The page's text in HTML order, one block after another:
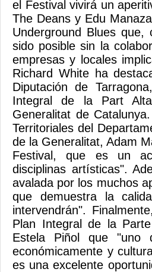
el Festival vivirá un
The Deans y Edu
Underground Blues
sido posible sin la
empresas y locales
Richard White ha
Diputación de
Integral de la Part
Generalitat de
Territoriales del
de la Generalitat, Adam
Festival, que es un
disciplinas artísticas".
avalada por los muchos
que demuestra la
intervendrán".
Plan Integral de la
Estela Piñol que "uno
económicamente y
es una excelente